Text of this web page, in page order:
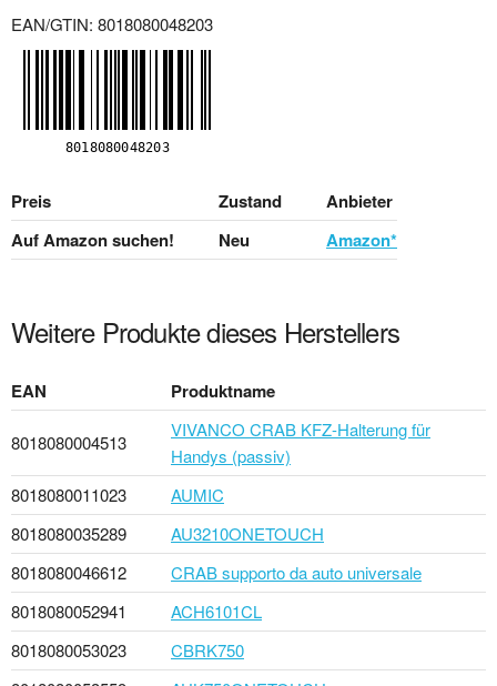
EAN/GTIN: 8018080048203
Preis Zustand
Anbieter
Auf Amazon suchen!
Neu Amazon*
Weitere Produkte dieses Herstellers
EAN Produktname
8018080004513
VIVANCO CRAB KFZ-Halterung für
Handys (passiv)
8018080011023
AUMIC
8018080035289
AU3210ONETOUCH
8018080046612
CRAB supporto da auto universale
8018080052941
ACH6101CL
8018080053023
CBRK750